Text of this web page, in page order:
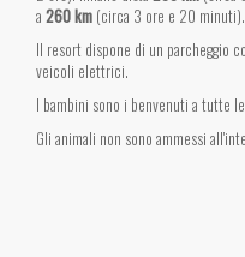
a 260 km (circa 3 ore e 20 minuti).
Il resort dispone di un parcheggio
veicoli elettrici.
I bambini sono i benvenuti a tutte
Gli animali non sono ammessi